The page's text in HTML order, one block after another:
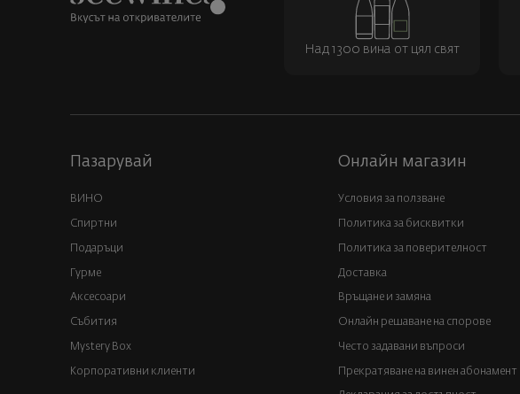
Над 1300 вина от цял свят
Пазарувай
ВИНО
Спиртни
Подаръци
Гурме
Аксесоари
Събития
Mystery Box
Корпоративни клиенти
Онлайн магазин
Условия за ползване
Политика за бисквитки
Политика за поверителност
Доставка
Връщане и замяна
Онлайн решаване на спорове
Често задавани въпроси
Прекратяване на винен абонамент